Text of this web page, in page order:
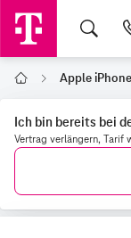
Home Apple
Ich bin bereits bei
Vertrag verlängern, Tarif